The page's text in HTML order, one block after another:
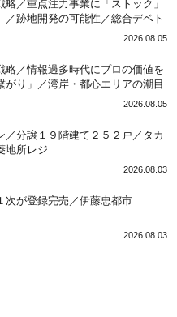
／重点注力事業に「ストック」
／跡地開発の可能性／総合デベト
構築へ体制整備／日本郵政不動産
2026.08.05
／情報過多時代にプロの価値を
り」／湾岸・都心エリアの潮目
／三井不動産リアルティ／児玉
2026.08.05
／分譲１９階建て２５２戸／タカ
地所レジ
2026.08.03
次が登録完売／伊藤忠都市
2026.08.03